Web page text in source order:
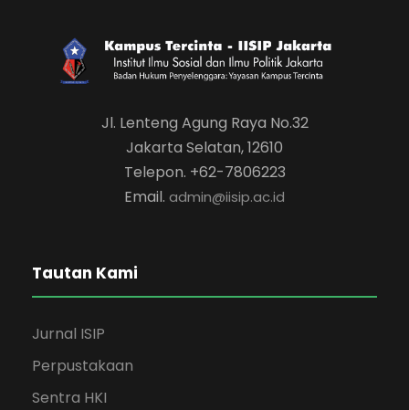
Jl. Lenteng Agung Raya No.32
Jakarta Selatan, 12610
Telepon. +62-7806223
Email. admin@iisip.ac.id
Tautan Kami
Jurnal ISIP
Perpustakaan
Sentra HKI